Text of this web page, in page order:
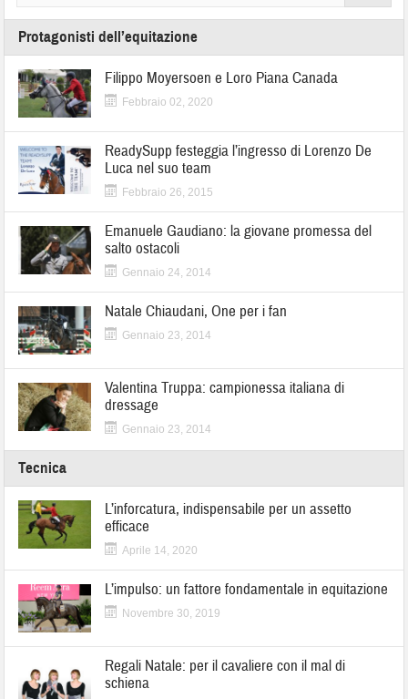
Protagonisti dell’equitazione
Filippo Moyersoen e Loro Piana Canada
Febbraio 02, 2020
ReadySupp festeggia l’ingresso di Lorenzo De
Luca nel suo team
Febbraio 26, 2015
Emanuele Gaudiano: la giovane promessa del
salto ostacoli
Gennaio 24, 2014
Natale Chiaudani, One per i fan
Gennaio 23, 2014
Valentina Truppa: campionessa italiana di
dressage
Gennaio 23, 2014
Tecnica
L’inforcatura, indispensabile per un assetto
efficace
Aprile 14, 2020
L’impulso: un fattore fondamentale in equitazione
Novembre 30, 2019
Regali Natale: per il cavaliere con il mal di
schiena